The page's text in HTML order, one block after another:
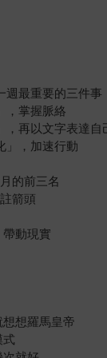
週最重要的三件事
，掌握脈絡
再以文字表達自
」，加速行動
的前三名
箭頭
動現實
想羅馬皇帝
式